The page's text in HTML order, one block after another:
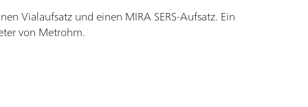
Vialaufsatz und einen MIRA SERS-Aufsatz. Ein
von Metrohm.